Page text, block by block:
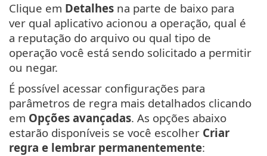
Clique em Detalhes na parte de baixo para
ver qual aplicativo acionou a operação, qual é
a reputação do arquivo ou qual tipo de
operação você está sendo solicitado a permitir
ou negar.
É possível acessar configurações para
parâmetros de regra mais detalhados clicando
em Opções avançadas. As opções abaixo
estarão disponíveis se você escolher Criar
regra e lembrar permanentemente: